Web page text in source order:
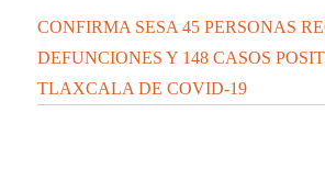
CONFIRMA SESA 45 PERSONAS
DEFUNCIONES Y 148 CASOS
TLAXCALA DE COVID-19